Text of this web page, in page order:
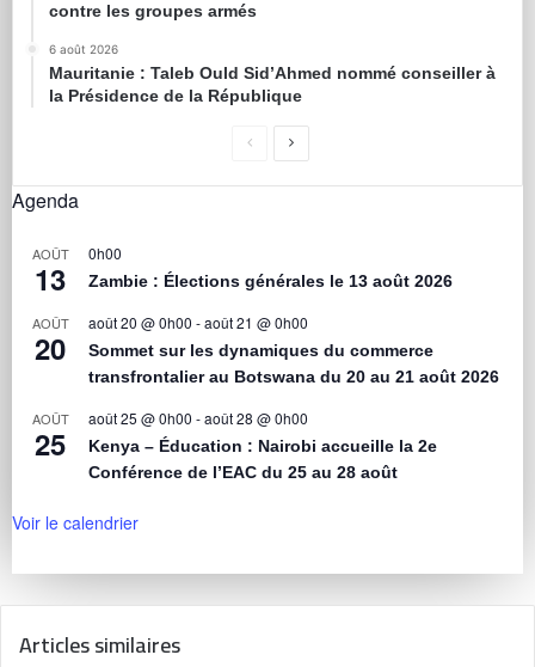
contre les groupes armés
6 août 2026
Mauritanie : Taleb Ould Sid’Ahmed nommé conseiller à
la Présidence de la République
Agenda
AOÛT
13
0h00
Zambie : Élections générales le 13 août 2026
AOÛT
20
août 20 @ 0h00 -août 21 @ 0h00
Sommet sur les dynamiques du commerce
transfrontalier au Botswana du 20 au 21 août 2026
AOÛT
25
août 25 @ 0h00 -août 28 @ 0h00
Kenya – Éducation : Nairobi accueille la 2e
Conférence de l’EAC du 25 au 28 août
Voir le calendrier
Articles similaires